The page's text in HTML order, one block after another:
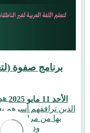
برنامج صفوة
الأحد 11 مايو 2025
الذين ترافقهم أسرهم
بها من مرافقي
ودروس